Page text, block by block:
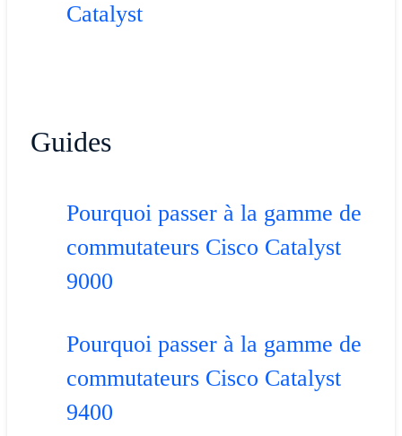
Catalyst
Guides
Pourquoi passer à la gamme de
commutateurs Cisco Catalyst
9000
Pourquoi passer à la gamme de
commutateurs Cisco Catalyst
9400